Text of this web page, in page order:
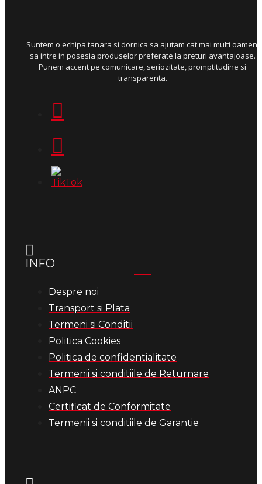
Suntem o echipa tanara si dornica sa ajutam cat mai multi oameni
sa intre in posesia produselor preferate la preturi avantajoase.
Punem accent pe comunicare, seriozitate, promptitudine si
transparenta.
INFO
Despre noi
Transport si Plata
Termeni si Conditii
Politica Cookies
Politica de confidentialitate
Termenii si conditiile de Returnare
ANPC
Certificat de Conformitate
Termenii si conditiile de Garantie